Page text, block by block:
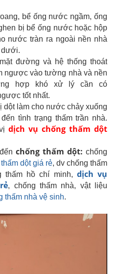
bể ống nước ngầm, ống
bị bể ống nước hoặc hộp
nước tràn ra ngoài nền nhà
dưới.
đường và hệ thống thoát
ngược vào tường nhà và nền
hợp khó xử lý cần có
tốt nhất.
dột làm cho nước chảy xuống
tình trạng thấm trần nhà.
dịch vụ chống thấm dột
chống thấm dột: chống
dột giá rẻ, dv chống thấm
thấm hồ chí minh, dịch vụ
, chống thấm nhà, vật liệu
thấm nhà vệ sinh.